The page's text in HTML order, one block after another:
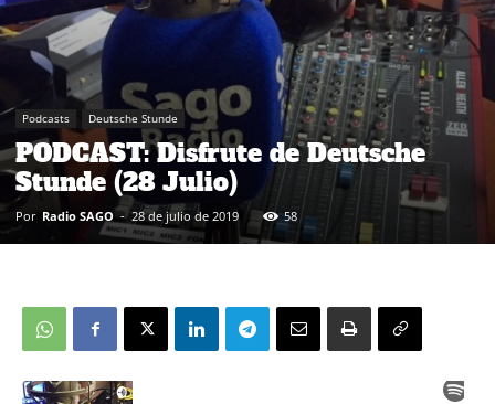
Podcasts Deutsche Stunde
PODCAST: Disfrute de Deutsche
Stunde (28 Julio)
Por Radio SAGO - 28 de julio de 2019 58